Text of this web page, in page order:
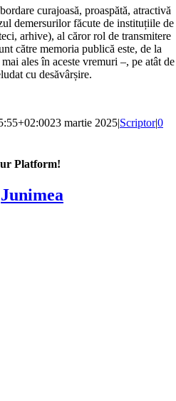
curajoasă, proaspătă, atractivă
demersurilor făcute de instituțiile de
arhive), al căror rol de transmitere
către memoria publică este, de la
ales în aceste vremuri –, pe atât de
cu desăvârșire.
23 martie 2025|Scriptor|0
Platform!
Junimea